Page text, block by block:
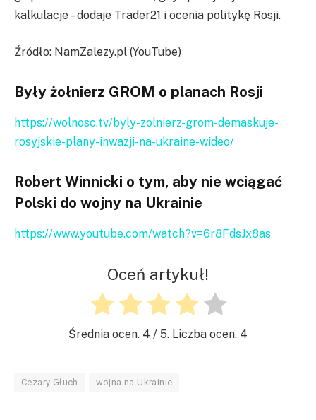
kalkulacje – dodaje Trader21 i ocenia politykę Rosji.
Źródło: NamZalezy.pl (YouTube)
Były żołnierz GROM o planach Rosji
https://wolnosc.tv/byly-zolnierz-grom-demaskuje-
rosyjskie-plany-inwazji-na-ukraine-wideo/
Robert Winnicki o tym, aby nie wciągać
Polski do wojny na Ukrainie
https://www.youtube.com/watch?v=6r8FdsJx8as
Oceń artykuł!
Średnia ocen. 4 / 5. Liczba ocen. 4
Cezary Głuch wojna na Ukrainie